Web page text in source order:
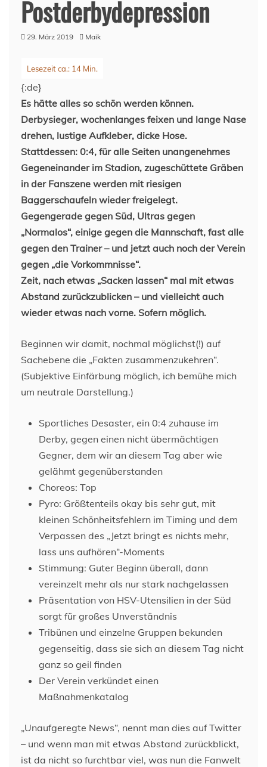
Postderbydepression
29. März 2019 Maik
{:de}
Es hätte alles so schön werden können.
Derbysieger, wochenlanges feixen und lange Nase
drehen, lustige Aufkleber, dicke Hose.
Stattdessen: 0:4, für alle Seiten unangenehmes
Gegeneinander im Stadion, zugeschüttete Gräben
in der Fanszene werden mit riesigen
Baggerschaufeln wieder freigelegt.
Gegengerade gegen Süd, Ultras gegen
„Normalos“, einige gegen die Mannschaft, fast alle
gegen den Trainer – und jetzt auch noch der Verein
gegen „die Vorkommnisse“.
Zeit, nach etwas „Sacken lassen“ mal mit etwas
Abstand zurückzublicken – und vielleicht auch
wieder etwas nach vorne. Sofern möglich.
Beginnen wir damit, nochmal möglichst(!) auf
Sachebene die „Fakten zusammenzukehren“.
(Subjektive Einfärbung möglich, ich bemühe mich
um neutrale Darstellung.)
Sportliches Desaster, ein 0:4 zuhause im
Derby, gegen einen nicht übermächtigen
Gegner, dem wir an diesem Tag aber wie
gelähmt gegenüberstanden
Choreos: Top
Pyro: Größtenteils okay bis sehr gut, mit
kleinen Schönheitsfehlern im Timing und dem
Verpassen des „Jetzt bringt es nichts mehr,
lass uns aufhören“-Moments
Stimmung: Guter Beginn überall, dann
vereinzelt mehr als nur stark nachgelassen
Präsentation von HSV-Utensilien in der Süd
sorgt für großes Unverständnis
Tribünen und einzelne Gruppen bekunden
gegenseitig, dass sie sich an diesem Tag nicht
ganz so geil finden
Der Verein verkündet einen
Maßnahmenkatalog
„Unaufgeregte News“, nennt man dies auf Twitter
– und wenn man mit etwas Abstand zurückblickt,
ist da nicht so furchtbar viel, was nun die Fanwelt